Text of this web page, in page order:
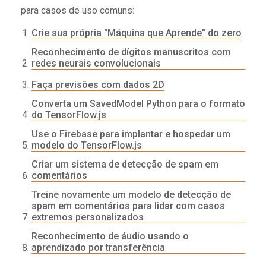
para casos de uso comuns:
Crie sua própria "Máquina que Aprende" do zero
Reconhecimento de dígitos manuscritos com
redes neurais convolucionais
Faça previsões com dados 2D
Converta um SavedModel Python para o formato
do TensorFlow.js
Use o Firebase para implantar e hospedar um
modelo do TensorFlow.js
Criar um sistema de detecção de spam em
comentários
Treine novamente um modelo de detecção de
spam em comentários para lidar com casos
extremos personalizados
Reconhecimento de áudio usando o
aprendizado por transferência